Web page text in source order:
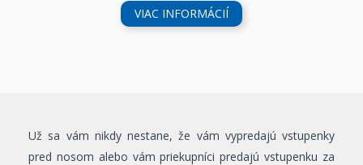
VIAC INFORMÁCIÍ
Už sa vám nikdy nestane, že vám vypredajú vstupenky
pred nosom alebo vám priekupníci predajú vstupenku za